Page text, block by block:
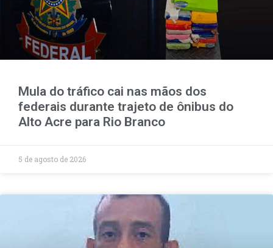
Mula do tráfico cai nas mãos dos
federais durante trajeto de ônibus do
Alto Acre para Rio Branco
5 de agosto de 2026